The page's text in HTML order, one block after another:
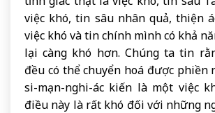
việc khó, tin sâu nhân quả, thiện
việc khó và tin chính mình có khả
lại càng khó hơn. Chúng ta tin
đều có thể chuyển hoá được phiền
si-mạn-nghi-ác kiến là một việc
điều này là rất khó đối với những